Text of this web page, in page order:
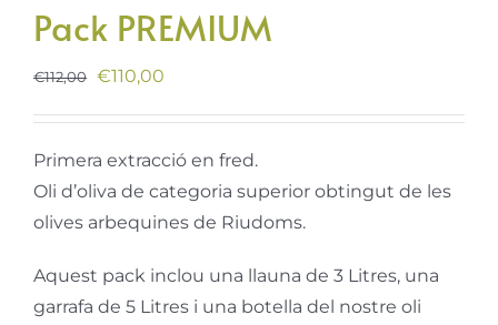
Pack PREMIUM
€112,00 El
era:
€112,00.
€110,00
és:
€110,00.
Primera extracció en fred.
Oli d’oliva de categoria superior obtingut de les
olives arbequines de Riudoms.
Aquest pack inclou una llauna de 3 Litres, una
garrafa de 5 Litres i una botella del nostre oli